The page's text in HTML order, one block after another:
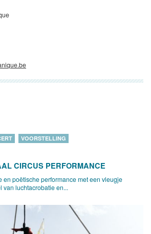
VOORSTELLING
CIRCUS PERFORMANCE
en poëtische performance met een vleugje
van luchtacrobatie en...